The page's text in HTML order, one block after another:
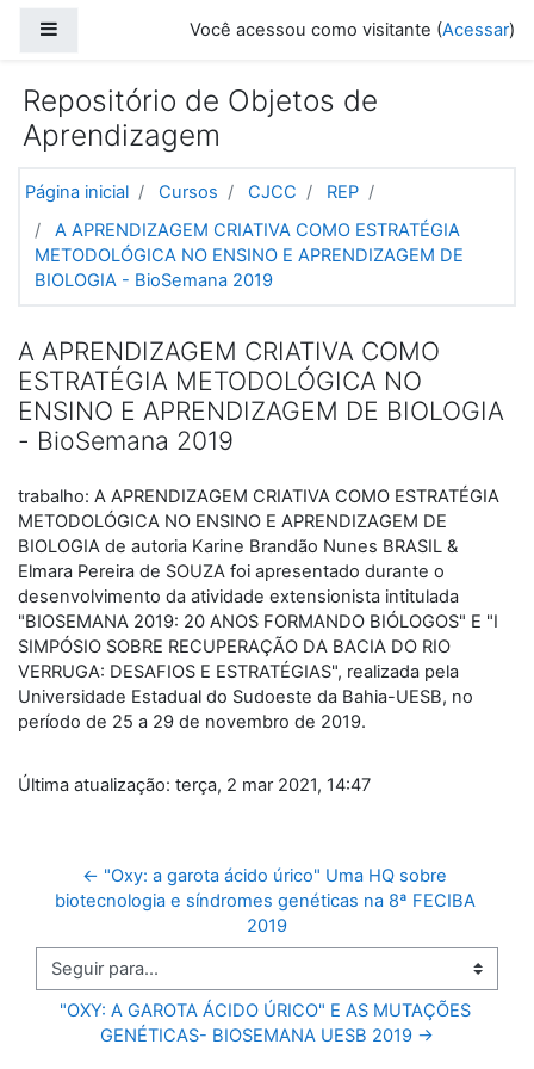
Você acessou como visitante (Acessar)
Repositório de Objetos de
Aprendizagem
Página inicial Cursos CJCC
REP
A APRENDIZAGEM CRIATIVA COMO ESTRATÉGIA
METODOLÓGICA NO ENSINO E APRENDIZAGEM DE
BIOLOGIA - BioSemana 2019
A APRENDIZAGEM CRIATIVA COMO
ESTRATÉGIA METODOLÓGICA NO
ENSINO E APRENDIZAGEM DE BIOLOGIA
- BioSemana 2019
trabalho: A APRENDIZAGEM CRIATIVA COMO ESTRATÉGIA
METODOLÓGICA NO ENSINO E APRENDIZAGEM DE
BIOLOGIA de autoria Karine Brandão Nunes BRASIL &
Elmara Pereira de SOUZA foi apresentado durante o
desenvolvimento da atividade extensionista intitulada
"BIOSEMANA 2019: 20 ANOS FORMANDO BIÓLOGOS" E "I
SIMPÓSIO SOBRE RECUPERAÇÃO DA BACIA DO RIO
VERRUGA: DESAFIOS E ESTRATÉGIAS", realizada pela
Universidade Estadual do Sudoeste da Bahia-UESB, no
período de 25 a 29 de novembro de 2019.
Última atualização: terça, 2 mar 2021, 14:47
← "Oxy: a garota ácido úrico" Uma HQ sobre
biotecnologia e síndromes genéticas na 8ª FECIBA
2019
Seguir para...
"OXY: A GAROTA ÁCIDO ÚRICO" E AS MUTAÇÕES
GENÉTICAS- BIOSEMANA UESB 2019 →